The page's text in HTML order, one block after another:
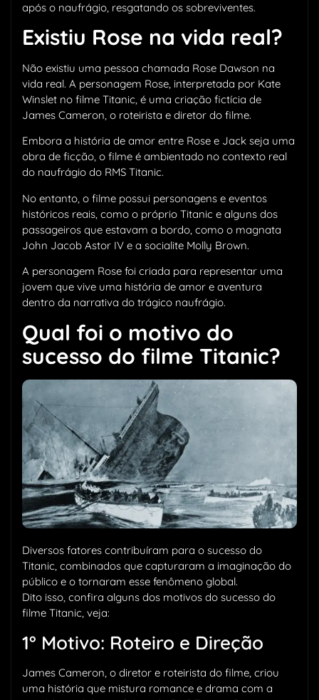
após o naufrágio, resgatando os sobreviventes.
Existiu Rose na vida real?
Não existiu uma pessoa chamada Rose Dawson na
vida real. A personagem Rose, interpretada por Kate
Winslet no filme Titanic, é uma criação fictícia de
James Cameron, o roteirista e diretor do filme.
Embora a história de amor entre Rose e Jack seja uma
obra de ficção, o filme é ambientado no contexto real
do naufrágio do RMS Titanic.
No entanto, o filme possui personagens e eventos
históricos reais, como o próprio Titanic e alguns dos
passageiros que estavam a bordo, como o magnata
John Jacob Astor IV e a socialite Molly Brown.
A personagem Rose foi criada para representar uma
jovem que vive uma história de amor e aventura
dentro da narrativa do trágico naufrágio.
Qual foi o motivo do
sucesso do filme Titanic?
Diversos fatores contribuíram para o sucesso do
Titanic, combinados que capturaram a imaginação do
público e o tornaram esse fenômeno global.
Dito isso, confira alguns dos motivos do sucesso do
filme Titanic, veja:
1° Motivo: Roteiro e Direção
James Cameron, o diretor e roteirista do filme, criou
uma história que mistura romance e drama com a